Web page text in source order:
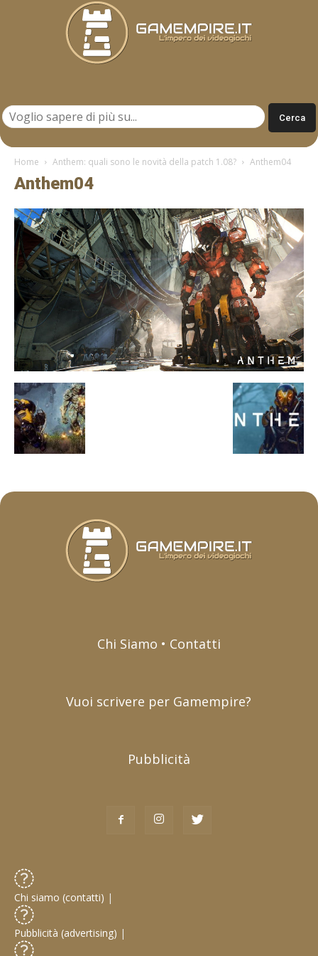
Home Anthem: quali sono le novità della patch 1.08? Anthem04
Anthem04
Chi Siamo • Contatti
Vuoi scrivere per Gamempire?
Pubblicità
Chi siamo (contatti) |
Pubblicità (advertising) |